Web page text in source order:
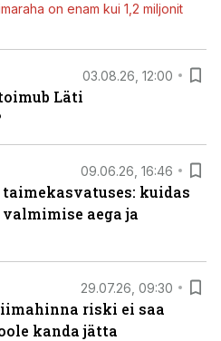
on enam kui 1,2 miljonit
03.08.26, 12:00
Läti
09.06.26, 16:46
kuidas
aega ja
29.07.26, 09:30
riski ei saa
kanda jätta